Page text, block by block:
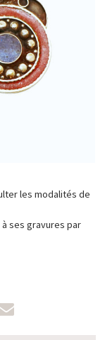
lesmodalités de
ses gravures par